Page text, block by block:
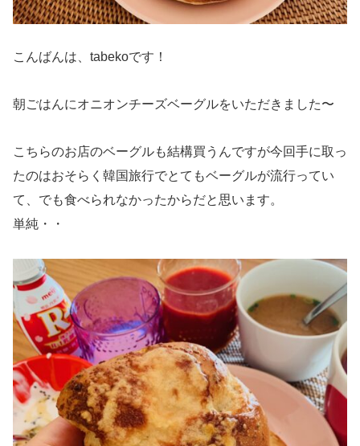
こんばんは、tabekoです！
朝ごはんにオニオンチーズベーグルをいただきました〜
こちらのお店のベーグルも結構買うんですが今回手に取っ
たのはおそらく韓国旅行でとてもベーグルが流行ってい
て、でも食べられなかったからだと思います。
単純・・